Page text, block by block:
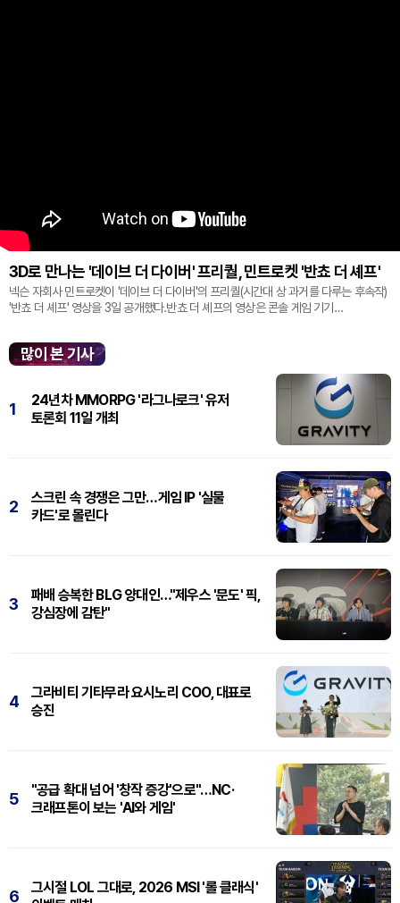
3D로 만나는 '데이브 더 다이버' 프리퀄, 민트로켓 '반쵸 더 셰프'
넥슨 자회사 민트로켓이 '데이브 더 다이버'의 프리퀄(시간대 상 과거를 다루는 후속작)
'반쵸 더 셰프' 영상을 3일 공개했다.반쵸 더 셰프의 영상은 콘솔 게임 기기
많이 본 기사
1
24년차 MMORPG '라그나로크' 유저
토론회 11일 개최
2
스크린 속 경쟁은 그만…게임 IP '실물
카드'로 몰린다
3
패배 승복한 BLG 양대인…"제우스 '문도' 픽,
강심장에 감탄"
4
그라비티 기타무라 요시노리 COO, 대표로
승진
5
"공급 확대 넘어 '창작 증강'으로"…NC·
크래프톤이 보는 'AI와 게임'
6
그시절 LOL 그대로, 2026 MSI '롤 클래식'